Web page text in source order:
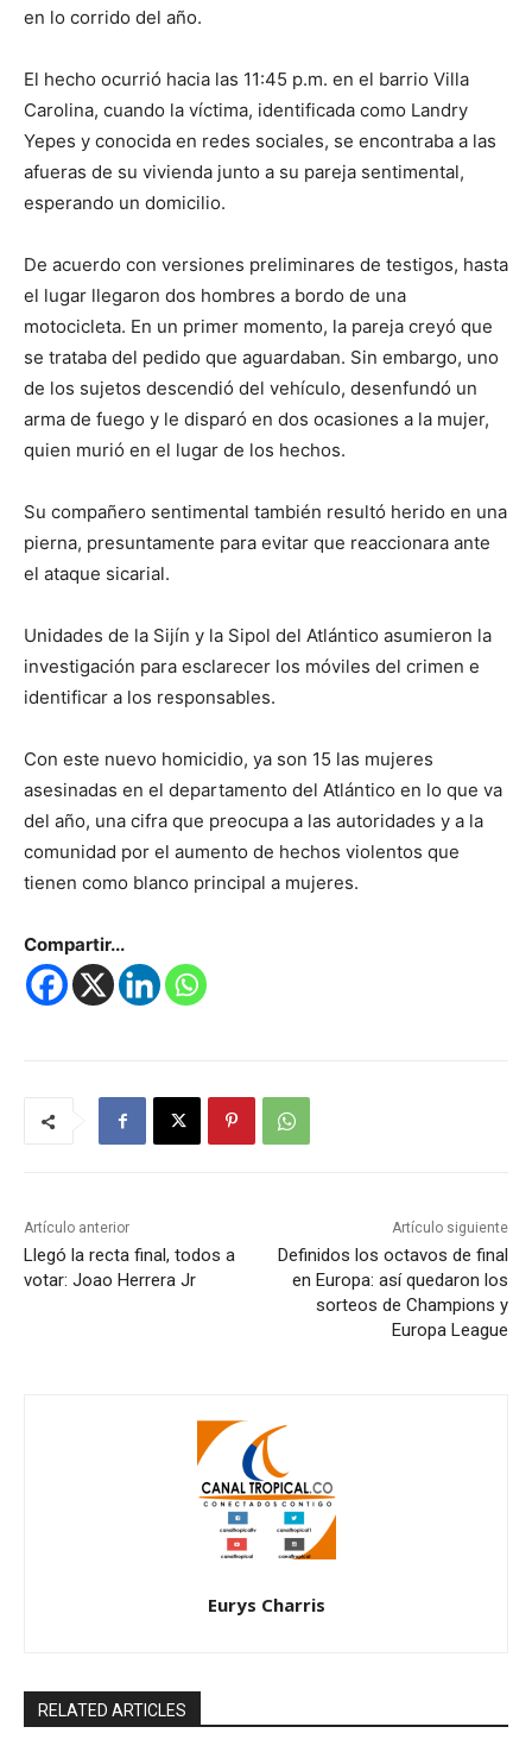
en lo corrido del año.
El hecho ocurrió hacia las 11:45 p.m. en el barrio Villa
Carolina, cuando la víctima, identificada como Landry
Yepes y conocida en redes sociales, se encontraba a las
afueras de su vivienda junto a su pareja sentimental,
esperando un domicilio.
De acuerdo con versiones preliminares de testigos, hasta
el lugar llegaron dos hombres a bordo de una
motocicleta. En un primer momento, la pareja creyó que
se trataba del pedido que aguardaban. Sin embargo, uno
de los sujetos descendió del vehículo, desenfundó un
arma de fuego y le disparó en dos ocasiones a la mujer,
quien murió en el lugar de los hechos.
Su compañero sentimental también resultó herido en una
pierna, presuntamente para evitar que reaccionara ante
el ataque sicarial.
Unidades de la Sijín y la Sipol del Atlántico asumieron la
investigación para esclarecer los móviles del crimen e
identificar a los responsables.
Con este nuevo homicidio, ya son 15 las mujeres
asesinadas en el departamento del Atlántico en lo que va
del año, una cifra que preocupa a las autoridades y a la
comunidad por el aumento de hechos violentos que
tienen como blanco principal a mujeres.
Compartir...
Artículo anterior
Llegó la recta final, todos a
votar: Joao Herrera Jr
Artículo siguiente
Definidos los octavos de final
en Europa: así quedaron los
sorteos de Champions y
Europa League
Eurys Charris
RELATED ARTICLES